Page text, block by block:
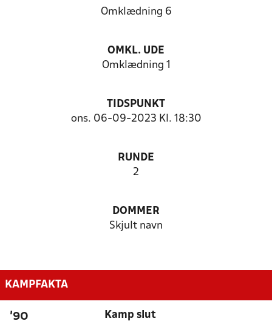
Omklædning 6
OMKL. UDE
Omklædning 1
TIDSPUNKT
ons. 06-09-2023 Kl. 18:30
RUNDE
2
DOMMER
Skjult navn
KAMPFAKTA
'90 Kamp slut